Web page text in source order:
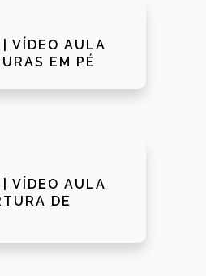
VÍDEO AULA
EM PÉ
VÍDEO AULA
DE